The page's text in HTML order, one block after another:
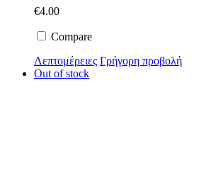
€4.00
Compare
Λεπτομέρειες Γρήγορη προβολή
Out of stock